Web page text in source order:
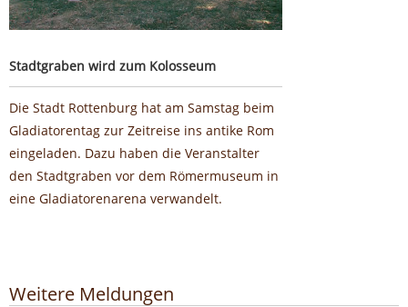
Stadtgraben wird zum Kolosseum
Die Stadt Rottenburg hat am Samstag beim
Gladiatorentag zur Zeitreise ins antike Rom
eingeladen. Dazu haben die Veranstalter
den Stadtgraben vor dem Römermuseum in
eine Gladiatorenarena verwandelt.
Weitere Meldungen